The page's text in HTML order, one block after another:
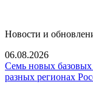
Новости и
06.08.2026
Семь новых базовых
разных регионах